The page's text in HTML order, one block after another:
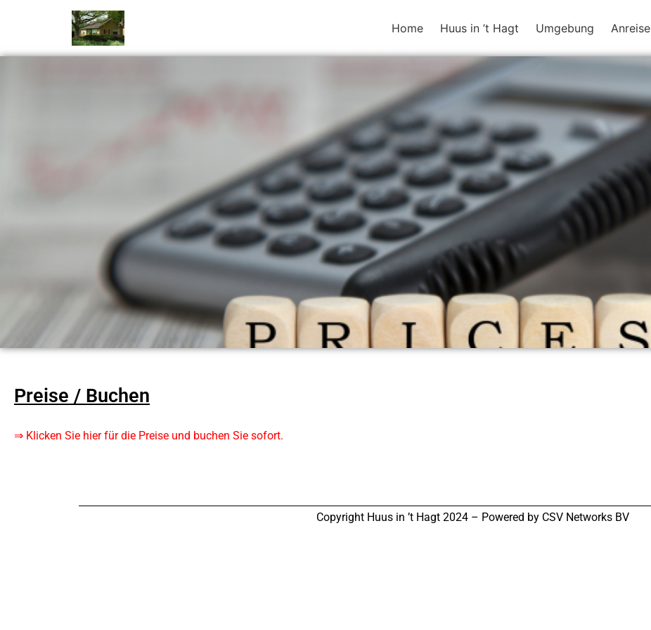
Home Huus in ’t Hagt Umgebung Anreise
Preise / Buchen
⇒ Klicken Sie hier für die Preise und buchen Sie sofort.
Copyright Huus in ’t Hagt 2024 – Powered by CSV Networks BV